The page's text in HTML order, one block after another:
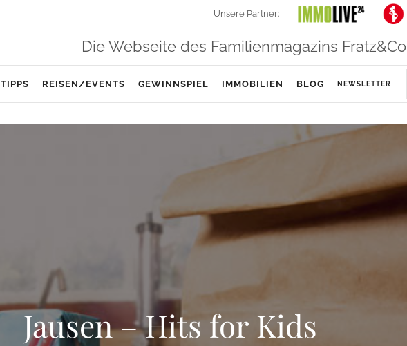
Unsere Partner:
Die Webseite des Familienmagazins Fratz&Co
TIPPS REISEN/EVENTS GEWINNSPIEL IMMOBILIEN BLOG NEWSLETTER
Jausen – Hits for Kids